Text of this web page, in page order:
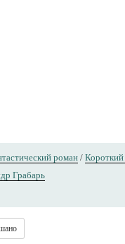
роман /
Грабарь